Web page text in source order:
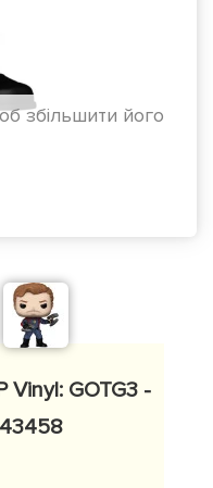
збільшити його
Vinyl: GOTG3 -